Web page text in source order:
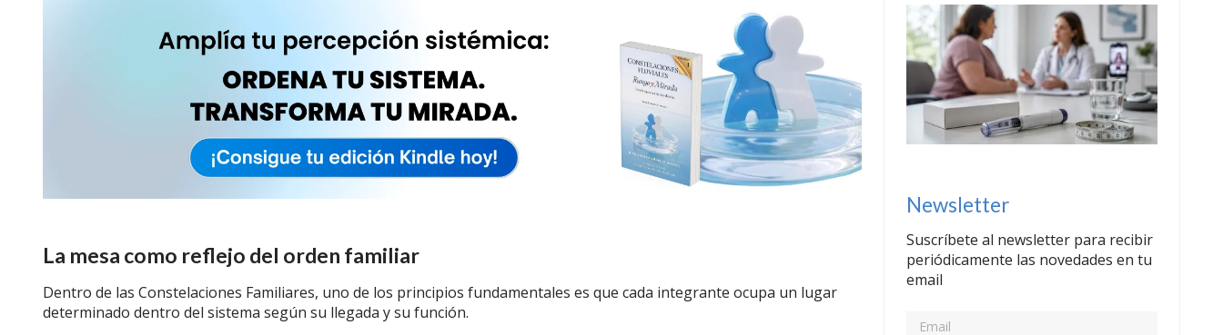
La mesa como reflejo del orden familiar
Dentro de las Constelaciones Familiares, uno de los principios fundamentales es que cada integrante ocupa un lugar
determinado dentro del sistema según su llegada y su función.
Newsletter
Suscríbete al newsletter para recibir
periódicamente las novedades en tu
email